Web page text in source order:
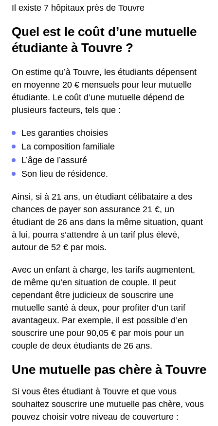
Il existe 7 hôpitaux près de Touvre
Quel est le coût d’une mutuelle
étudiante à Touvre ?
On estime qu’à Touvre, les étudiants dépensent
en moyenne 20 € mensuels pour leur mutuelle
étudiante. Le coût d’une mutuelle dépend de
plusieurs facteurs, tels que :
Les garanties choisies
La composition familiale
L’âge de l’assuré
Son lieu de résidence.
Ainsi, si à 21 ans, un étudiant célibataire a des
chances de payer son assurance 21 €, un
étudiant de 26 ans dans la même situation, quant
à lui, pourra s’attendre à un tarif plus élevé,
autour de 52 € par mois.
Avec un enfant à charge, les tarifs augmentent,
de même qu’en situation de couple. Il peut
cependant être judicieux de souscrire une
mutuelle santé à deux, pour profiter d’un tarif
avantageux. Par exemple, il est possible d’en
souscrire une pour 90,05 € par mois pour un
couple de deux étudiants de 26 ans.
Une mutuelle pas chère à Touvre
Si vous êtes étudiant à Touvre et que vous
souhaitez souscrire une mutuelle pas chère, vous
pouvez choisir votre niveau de couverture :